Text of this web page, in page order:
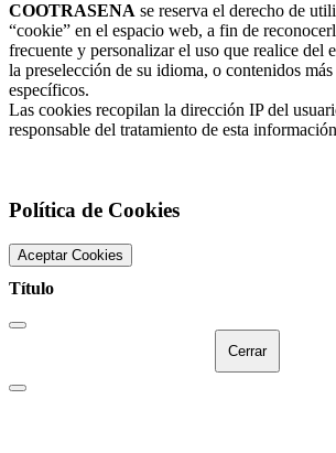
COOTRASENA se reserva el derecho de
“cookie” en el espacio web, a fin de
frecuente y personalizar el uso que realice del
la preselección de su idioma, o contenidos más
específicos.
Las cookies recopilan la dirección IP del
responsable del tratamiento de esta
Política de Cookies
Aceptar Cookies
Título
Cerrar